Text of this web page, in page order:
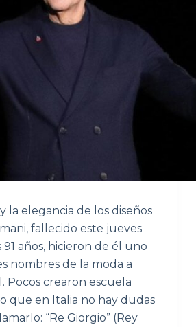
la elegancia de los diseños
fallecido este jueves
91 años, hicieron de él uno
nombres de la moda a
Pocos crearon escuela
que en Italia no hay dudas
“Re Giorgio” (Rey